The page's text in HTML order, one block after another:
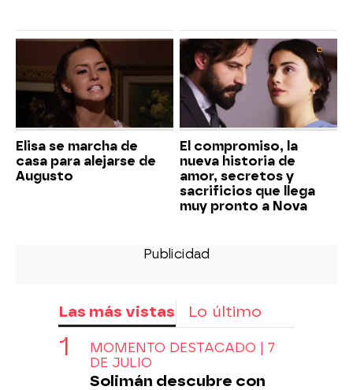
Elisa se marcha de
casa para alejarse de
Augusto
El compromiso, la
nueva historia de
amor, secretos y
sacrificios que llega
muy pronto a Nova
Las más vistas Lo último
MOMENTO DESTACADO | 7
DE JULIO
Solimán descubre con